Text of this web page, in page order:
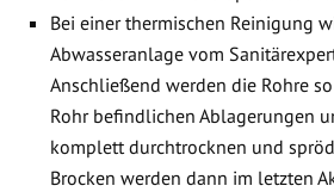
Bei einer thermischen Reinigung
Abwasseranlage vom
Anschließend werden die Rohre
Rohr befindlichen Ablagerungen
komplett durchtrocknen und
Brocken werden dann im letzten